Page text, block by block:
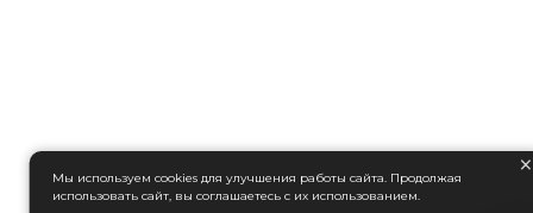
×
Мы используем cookies для улучшения работы сайта. Продолжая
использовать сайт, вы соглашаетесь с их использованием.